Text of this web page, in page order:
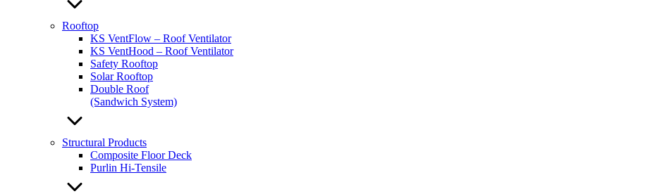
Rooftop
KS VentFlow – Roof Ventilator
KS VentHood – Roof Ventilator
Safety Rooftop
Solar Rooftop
Double Roof
(Sandwich System)
Structural Products
Composite Floor Deck
Purlin Hi-Tensile